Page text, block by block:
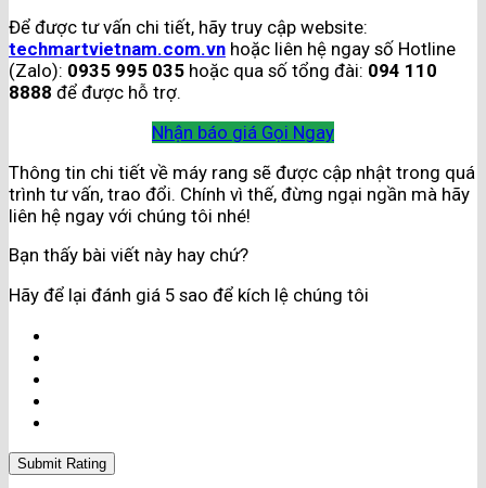
Để được tư vấn chi tiết, hãy truy cập website:
techmartvietnam.com.vn hoặc liên hệ ngay số Hotline
(Zalo): 0935 995 035 hoặc qua số tổng đài: 094 110
8888 để được hỗ trợ.
Nhận báo giá Gọi Ngay
Thông tin chi tiết về máy rang sẽ được cập nhật trong quá
trình tư vấn, trao đổi. Chính vì thế, đừng ngại ngần mà hãy
liên hệ ngay với chúng tôi nhé!
Bạn thấy bài viết này hay chứ?
Hãy để lại đánh giá 5 sao để kích lệ chúng tôi
Submit Rating